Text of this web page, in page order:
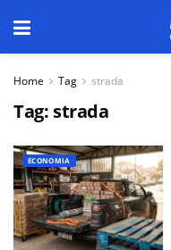
Home Tag strada
Tag: strada
ECONOMIA